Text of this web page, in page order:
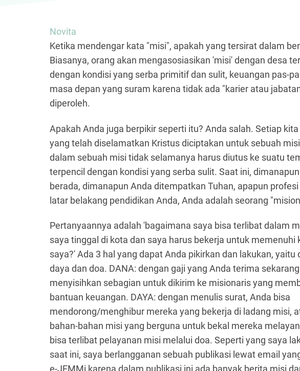
Novita
Ketika mendengar kata "misi", apakah yang tersirat dalam
Biasanya, orang akan mengasosiasikan 'misi' dengan desa
dengan kondisi yang serba primitif dan sulit, keuangan pas-
masa depan yang suram karena tidak ada "karier atau
diperoleh.
Apakah Anda juga berpikir seperti itu? Anda salah. Setiap
yang telah diselamatkan Kristus diciptakan untuk sebuah
dalam sebuah misi tidak selamanya harus diutus ke suatu
terpencil dengan kondisi yang serba sulit. Saat ini,
berada, dimanapun Anda ditempatkan Tuhan, apapun
latar belakang pendidikan Anda, Anda adalah seorang
Pertanyaannya adalah 'bagaimana saya bisa terlibat dalam
saya tinggal di kota dan saya harus bekerja untuk memenuhi
saya?' Ada 3 hal yang dapat Anda pikirkan dan lakukan, yaitu
daya dan doa. DANA: dengan gaji yang Anda terima
menyisihkan sebagian untuk dikirim ke misionaris yang
bantuan keuangan. DAYA: dengan menulis surat, Anda bisa
mendorong/menghibur mereka yang bekerja di ladang misi,
bahan-bahan misi yang berguna untuk bekal mereka
bisa terlibat pelayanan misi melalui doa. Seperti yang saya
saat ini, saya berlangganan sebuah publikasi lewat email
e-JEMMi karena dalam publikasi ini ada banyak berita misi